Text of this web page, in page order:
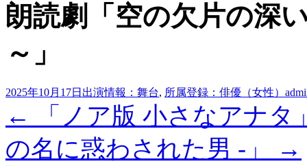
朗読劇「空の欠片の深
～」
2025年10月17日 出演情報：舞台, 所属登録：俳優（女性）
稿
ナ
←
「ノア版 小さなアナタ
の名に惑わされた男 -」
→